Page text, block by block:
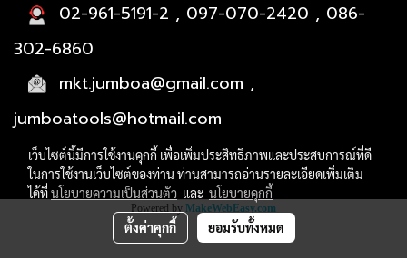
02-961-5191-2 , 097-070-2420 , 086-
302-6860
mkt.jumboa@gmail.com ,
jumboatools@hotmail.com
Powered by MakeWebEasy.com
เว็บไซต์นี้มีการใช้งานคุกกี้ เพื่อเพิ่มประสิทธิภาพและประสบการณ์ที่ดี
ในการใช้งานเว็บไซต์ของท่าน ท่านสามารถอ่านรายละเอียดเพิ่มเติม
ได้ที่นโยบายความเป็นส่วนตัว และ นโยบายคุกกี้
ตั้งค่าคุกกี้ ยอมรับทั้งหมด